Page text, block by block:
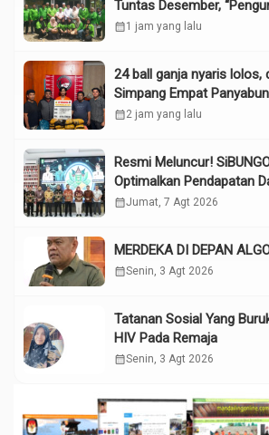
Tuntas Desember,
Tokoh”
calendar_month1 jam yang lalu
24 ball ganja nyaris lolos,
Simpang Empat
calendar_month2 jam yang lalu
Resmi Meluncur!
Optimalkan Pendapatan
calendar_monthJumat, 7 Agt 2026
MERDEKA DI DEPAN
calendar_monthSenin, 3 Agt 2026
Tatanan Sosial Yang
HIV Pada Remaja
calendar_monthSenin, 3 Agt 2026